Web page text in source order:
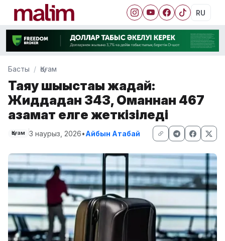
RU
Басты Қоғам
Таяу шығыстағы жағдай:
Жиддадан 343, Оманнан 467
азамат елге жеткізіледі
Қоғам 3 наурыз, 2026•Айбын Атабай